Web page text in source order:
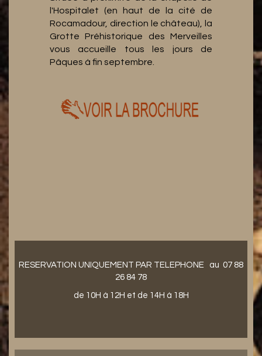
l'Hospitalet (en haut de la cité de
Rocamadour, direction le château), la
Grotte Préhistorique des Merveilles
vous accueille tous les jours de
Pâques à fin septembre.
RESERVATION UNIQUEMENT PAR TELEPHONE au 07 88
26 84 78
de 10H à 12H et de 14H à 18H